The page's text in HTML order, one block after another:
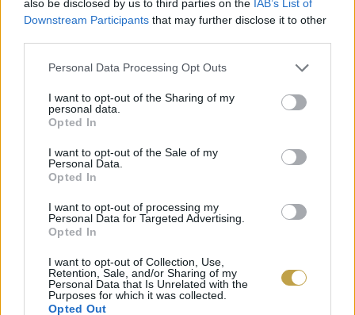
also be disclosed by us to third parties on the IAB’s List of
Downstream Participants that may further disclose it to other
Please note that this website/app uses one or more Google
not limited to your visit or usage behaviour. You may click to
grant or deny consent to Google and its third-party tags to
use your data for below specified purposes in below Google
consent section.
Personal Data Processing Opt Outs
I want to opt-out of the Sharing of my
personal data.
Opted In
I want to opt-out of the Sale of my
Personal Data.
Opted In
I want to opt-out of processing my
Personal Data for Targeted Advertising.
Opted In
I want to opt-out of Collection, Use,
Retention, Sale, and/or Sharing of my
Personal Data that Is Unrelated with the
Purposes for which it was collected.
Opted Out
kapható. A napokban kézhez kapott eredmény
után céllá vált a nemzetközi piac is.
Címlapfotó: Búzavirág Gin